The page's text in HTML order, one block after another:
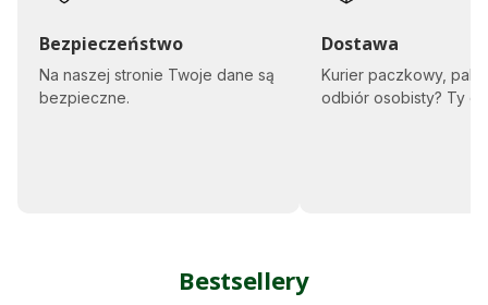
i
K
i
Bezpieczeństwo
Na naszej stronie Twoje dane są
bezpieczne.
Dostawa
Kurier paczkowy,
odbiór osobisty? Ty
Bestsellery